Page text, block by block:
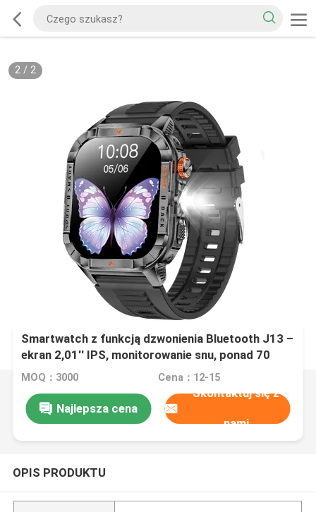
2/ 2
Smartwatch z funkcją dzwonienia Bluetooth J13 –
ekran 2,01'' IPS, monitorowanie snu, ponad 70
trybów sportowych
MOQ：3000 Cena：12-15
Najlepsza cena
Skontaktuj się z
nami
OPIS PRODUKTU